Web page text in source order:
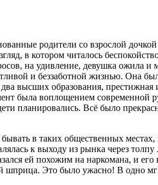
родители со взрослой
в котором читалось
на удивление, девушка ожила и
и беззаботной жизнью. Она
образования, престижная и
была воплощением современной
планировались. Всё было
в таких общественных местах,
к выходу из рынка через толпу
ей похожим на наркомана, и его
шприца. Это было ужасно! В одно